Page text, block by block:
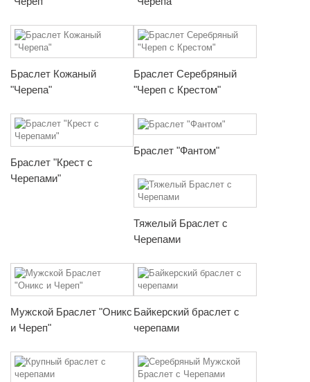
Браслет Кожаный
"Черепа"
Браслет Серебряный
"Череп с Крестом"
Браслет "Крест с
Черепами"
Браслет "Фантом"
Тяжелый Браслет с
Черепами
Мужской Браслет "Оникс
и Череп"
Байкерский браслет с
черепами